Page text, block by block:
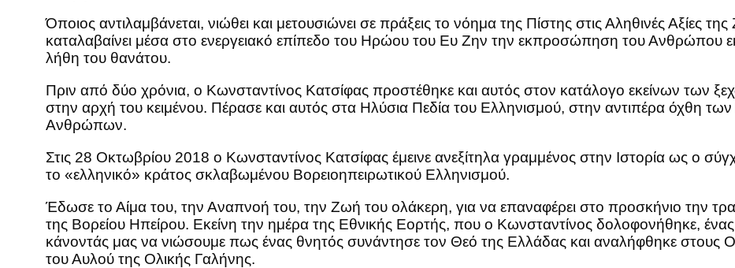
Όποιος αντιλαμβάνεται, νιώθει και μετουσιώνει σε πράξεις το νόημα της Πίστης στις Αληθινές Αξίες
καταλαβαίνει μέσα στο ενεργειακό επίπεδο του Ηρώου του Ευ Ζην την εκπροσώπηση του Ανθρώπου
λήθη του θανάτου.
Πριν από δύο χρόνια, ο Κωνσταντίνος Κατσίφας προστέθηκε και αυτός στον κατάλογο εκείνων των
στην αρχή του κειμένου. Πέρασε και αυτός στα Ηλύσια Πεδία του Ελληνισμού, στην αντιπέρα
Ανθρώπων.
Στις 28 Οκτωβρίου 2018 ο Κωνσταντίνος Κατσίφας έμεινε ανεξίτηλα γραμμένος στην Ιστορία ως ο
το «ελληνικό» κράτος σκλαβωμένου Βορειοηπειρωτικού Ελληνισμού.
Έδωσε το Αίμα του, την Αναπνοή του, την Ζωή του ολάκερη, για να επαναφέρει στο προσκήνιο την
της Βορείου Ηπείρου. Εκείνη την ημέρα της Εθνικής Εορτής, που ο Κωνσταντίνος δολοφονήθηκε,
κάνοντάς μας να νιώσουμε πως ένας θνητός συνάντησε τον Θεό της Ελλάδας και αναλήφθηκε στους
του Αυλού της Ολικής Γαλήνης.